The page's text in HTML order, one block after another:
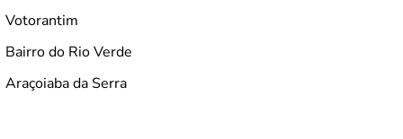
Votorantim
Bairro do Rio Verde
Araçoiaba da Serra